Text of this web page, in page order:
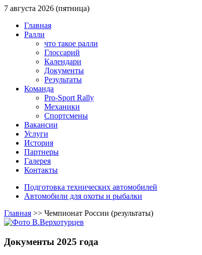
7 августа 2026 (пятница)
Главная
Ралли
что такое ралли
Глоссарий
Календари
Документы
Результаты
Команда
Pro-Sport Rally
Механики
Спортсмены
Вакансии
Услуги
История
Партнеры
Галерея
Контакты
Подготовка технических автомобилей
Автомобили для охоты и рыбалки
Главная >> Чемпионат России (результаты)
Документы 2025 года